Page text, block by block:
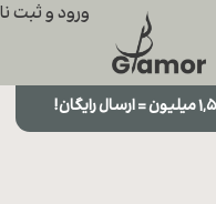
ورود و ثبت